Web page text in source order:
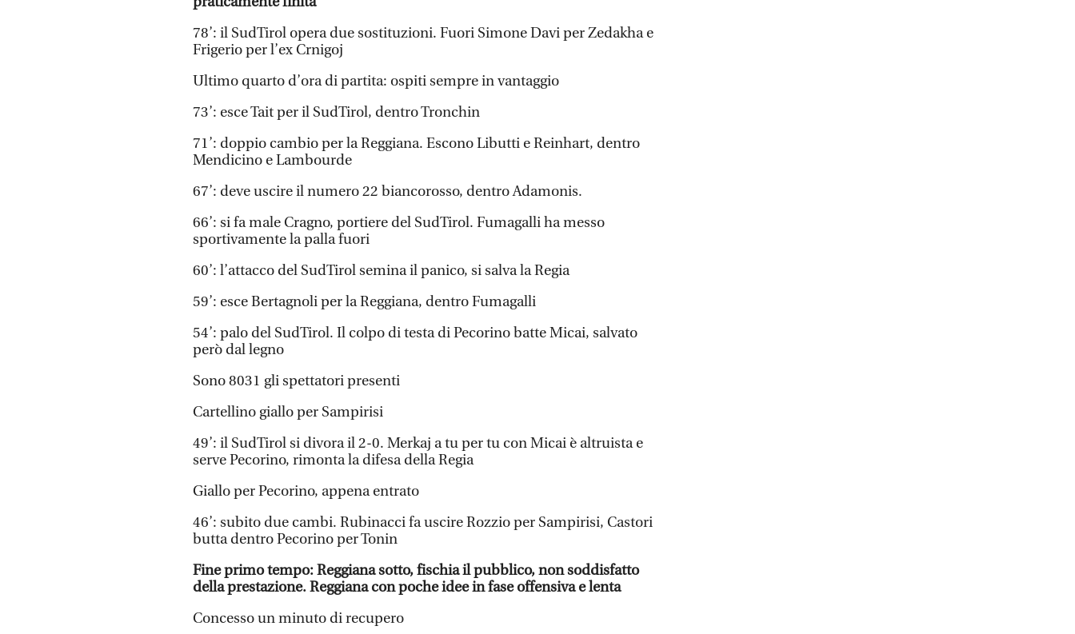
78’: il SudTirol opera due sostituzioni. Fuori Simone Davi per Zedakha e
Frigerio per l’ex Crnigoj
Ultimo quarto d’ora di partita: ospiti sempre in vantaggio
73’: esce Tait per il SudTirol, dentro Tronchin
71’: doppio cambio per la Reggiana. Escono Libutti e Reinhart, dentro
Mendicino e Lambourde
67’: deve uscire il numero 22 biancorosso, dentro Adamonis.
66’: si fa male Cragno, portiere del SudTirol. Fumagalli ha messo
sportivamente la palla fuori
60’: l’attacco del SudTirol semina il panico, si salva la Regia
59’: esce Bertagnoli per la Reggiana, dentro Fumagalli
54’: palo del SudTirol. Il colpo di testa di Pecorino batte Micai, salvato
però dal legno
Sono 8031 gli spettatori presenti
Cartellino giallo per Sampirisi
49’: il SudTirol si divora il 2-0. Merkaj a tu per tu con Micai è altruista e
serve Pecorino, rimonta la difesa della Regia
Giallo per Pecorino, appena entrato
46’: subito due cambi. Rubinacci fa uscire Rozzio per Sampirisi, Castori
butta dentro Pecorino per Tonin
Fine primo tempo: Reggiana sotto, fischia il pubblico, non soddisfatto
della prestazione. Reggiana con poche idee in fase offensiva e lenta
Concesso un minuto di recupero